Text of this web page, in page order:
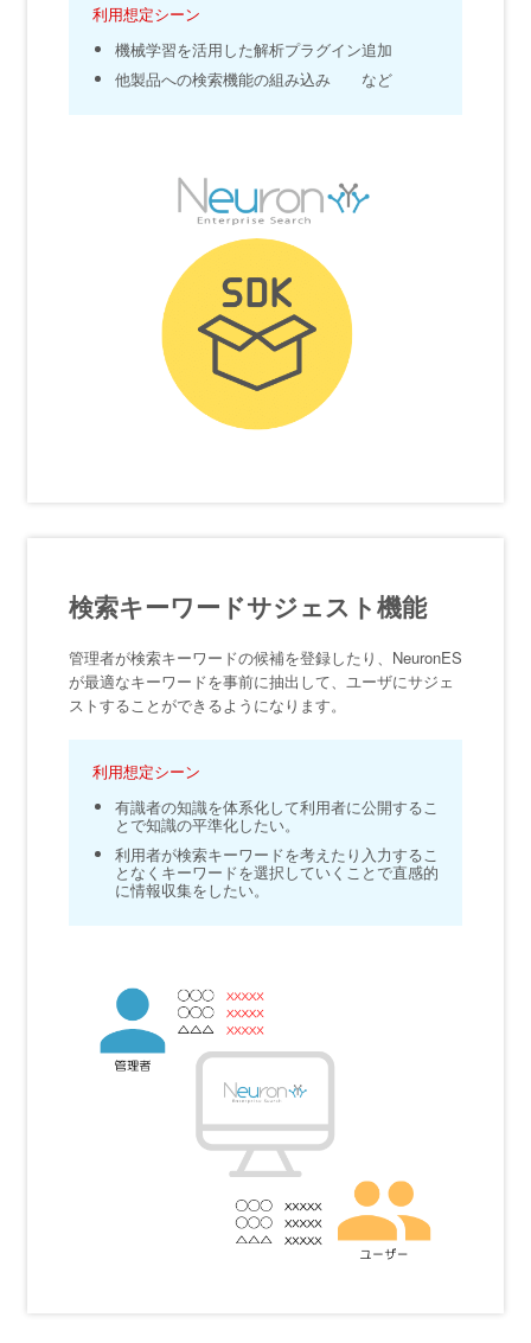
利用想定シーン
機械学習を活用した解析プラグイン追加
他製品への検索機能の組み込み など
検索キーワードサジェスト機能
管理者が検索キーワードの候補を登録したり、NeuronES
が最適なキーワードを事前に抽出して、ユーザにサジェ
ストすることができるようになります。
利用想定シーン
有識者の知識を体系化して利用者に公開するこ
とで知識の平準化したい。
利用者が検索キーワードを考えたり入力するこ
となくキーワードを選択していくことで直感的
に情報収集をしたい。